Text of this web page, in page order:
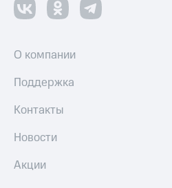
О компании
Поддержка
Контакты
Новости
Акции